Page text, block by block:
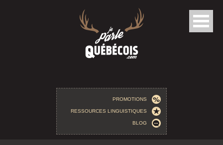
PROMOTIONS
RESSOURCES LINGUISTIQUES
BLOG